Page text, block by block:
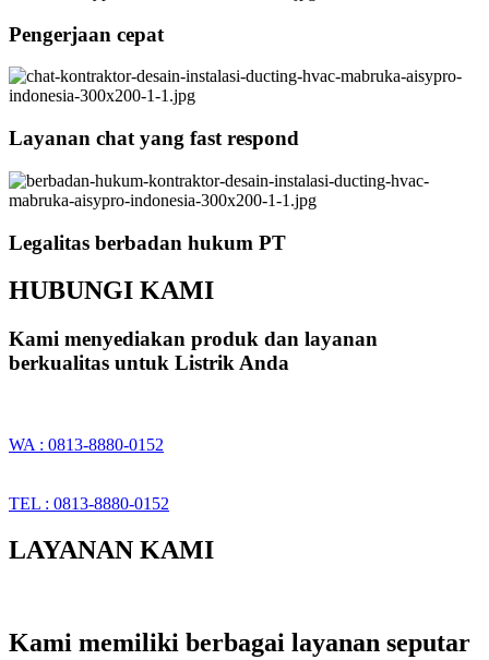
Pengerjaan cepat
Layanan chat yang fast respond
Legalitas berbadan hukum PT
HUBUNGI KAMI
Kami menyediakan produk dan layanan
berkualitas untuk Listrik Anda
WA : 0813-8880-0152
TEL : 0813-8880-0152
LAYANAN KAMI
Kami memiliki berbagai layanan seputar